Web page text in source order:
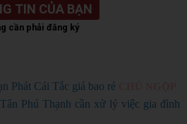
TIN CỦA BẠN
cần phải đăng ký
Phát Cái Tắc giá bao rẻ
Phú Thạnh cần xử lý việc gia đình